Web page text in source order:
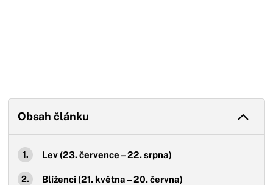
Obsah článku
Lev (23. července – 22. srpna)
Blíženci (21. května – 20. června)